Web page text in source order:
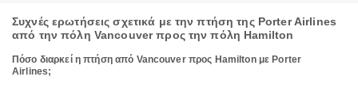
Συχνές ερωτήσεις σχετικά με την πτήση της Porter Airlines
από την πόλη Vancouver προς την πόλη Hamilton
Πόσο διαρκεί η πτήση από Vancouver προς Hamilton με Porter
Airlines;